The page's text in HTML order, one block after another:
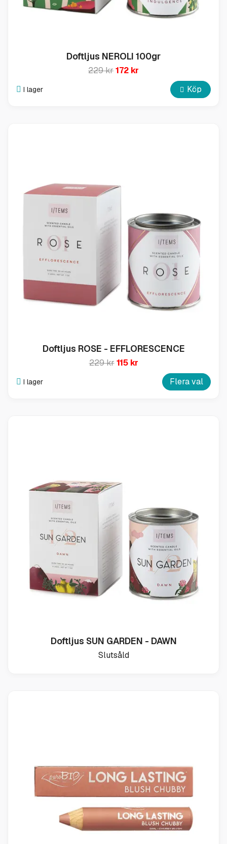
Doftljus NEROLI 100gr
229 kr172 kr
I lager Köp
Doftljus ROSE - EFFLORESCENCE
229 kr 115 kr
I lager Flera val
Doftljus SUN GARDEN - DAWN
Slutsåld